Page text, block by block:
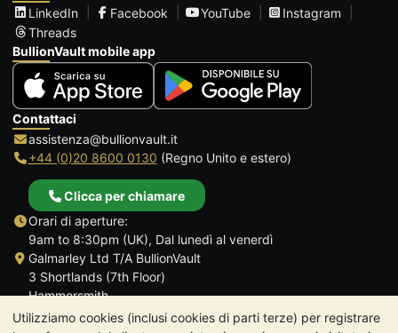
Utilizziamo cookies (inclusi cookies di parti terze) per registrare
LinkedIn
Facebook YouTube
Instagram
Threads
BullionVault mobile app
Contattaci
assistenza@bullionvault.it
+44 (0)20 8600 0130 (Regno Unito e estero)
Clicca per chiamare
Orari di aperture:
9am to 8:30pm (UK), Dal lunedì al venerdì
Galmarley Ltd T/A BullionVault
3 Shortlands (7th Floor)
Hammersmith
Londra